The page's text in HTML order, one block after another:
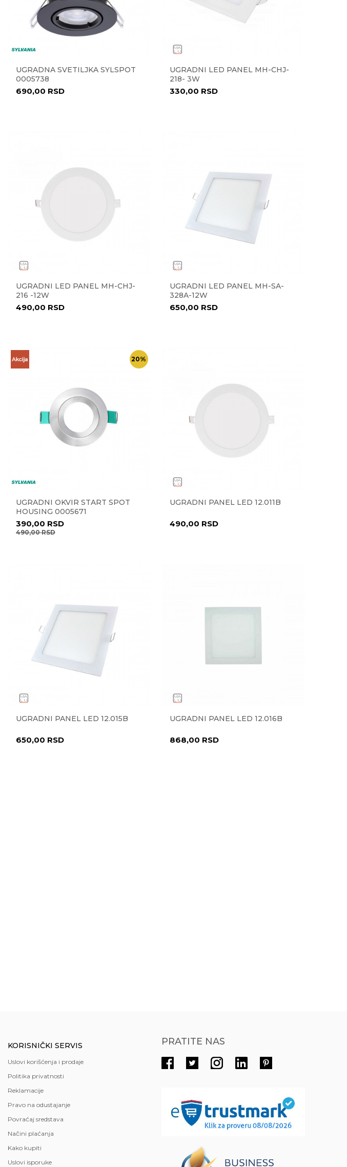
UGRADNA SVETILJKA SYLSPOT
0005738
690,00 RSD
UGRADNI LED PANEL MH-CHJ-
218- 3W
330,00 RSD
UGRADNI LED PANEL MH-CHJ-
216 -12W
490,00 RSD
UGRADNI LED PANEL MH-SA-
328A-12W
650,00 RSD
20%
UGRADNI OKVIR START SPOT
HOUSING 0005671
390,00 RSD
490,00RSD
UGRADNI PANEL LED 12.011B
490,00 RSD
UGRADNI PANEL LED 12.015B
650,00 RSD
UGRADNI PANEL LED 12.016B
868,00 RSD
KORISNIČKI SERVIS
Uslovi korišćenja i prodaje
Politika privatnosti
Reklamacije
Pravo na odustajanje
Povraćaj sredstava
Načini plaćanja
Kako kupiti
Uslovi isporuke
PRATITE NAS